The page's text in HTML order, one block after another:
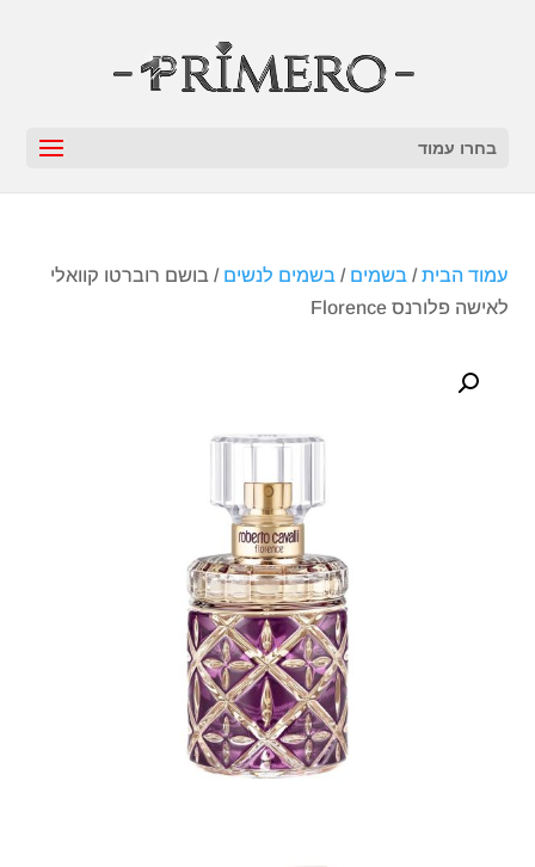
בחרו עמוד
עמוד הבית/בשמים /בשמים לנשים / בושם רוברטו קוואלי
לאישה פלורנס Florence